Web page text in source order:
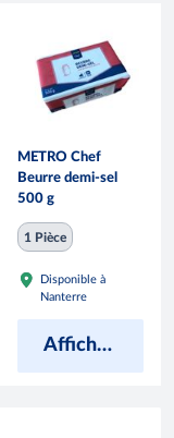
METRO Chef
Beurre demi-sel
500 g
1 Pièce
Disponible à
Nanterre
Afficher les prix